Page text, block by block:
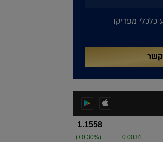
כלכלי מפריקו
קשר